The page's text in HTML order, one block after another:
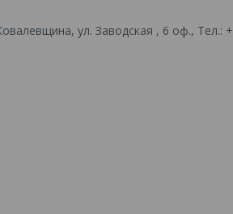
ул. Заводская , 6 оф., Тел.: